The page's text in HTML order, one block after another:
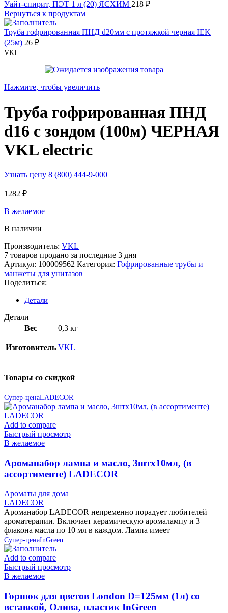
Уайт-спирит, ПЭТ 1 л (20) ЯСХИМ 218 ₽
Вернуться к продуктам
Труба гофрированная ПНД d20мм с протяжкой черная IEK
(25м) 26 ₽
VKL
Нажмите, чтобы увеличить
Труба гофрированная ПНД
d16 с зондом (100м) ЧЕРНАЯ
VKL electric
Узнать цену 8 (800) 444-9-000
1282 ₽
В желаемое
В наличии
Производитель: VKL
7 товаров продано за последние 3 дня
Артикул: 100009562 Категория: Гофрированные трубы и
манжеты для унитазов
Поделиться:
Детали
Детали
Вес
0,3 кг
Изготовитель VKL
Товары со скидкой
Супер-ценаLADECOR
Add to compare
Быстрый просмотр
В желаемое
Ароманабор лампа и масло, 3штx10мл, (в
ассортименте) LADECOR
Ароматы для дома
LADECOR
Ароманабор LADECOR непременно порадует любителей
ароматерапии. Включает керамическую аромалампу и 3
флакона масла по 10 мл в каждом. Лампа имеет
Супер-ценаInGreen
Add to compare
Быстрый просмотр
В желаемое
Горшок для цветов London D=125мм (1л) со
вставкой, Олива, пластик InGreen